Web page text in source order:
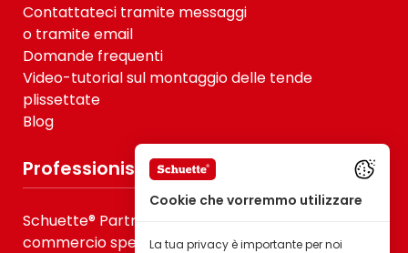
Contattateci tramite messaggi
o tramite email
Domande frequenti
Video-tutorial sul montaggio delle tende
plissettate
Blog
Professionisti
Schuette® Partner dla B2B, fornitori di servizi e
commercio specializzato
Cookie che vorremmo utilizzare
La tua privacy è importante per noi